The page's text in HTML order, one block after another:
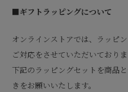
■ギフトラッピングについて
オンラインストアでは、ラッピ
ご対応をさせていただいておりま
下記のラッピングセットを商品
きをお願いいたします。